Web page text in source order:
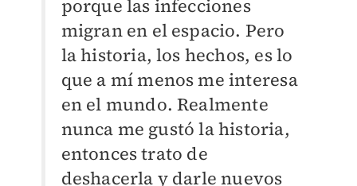
porque las infecciones
migran en el espacio. Pero
la historia, los hechos, es lo
que a mí menos me interesa
en el mundo. Realmente
nunca me gustó la historia,
entonces trato de
deshacerla y darle nuevos